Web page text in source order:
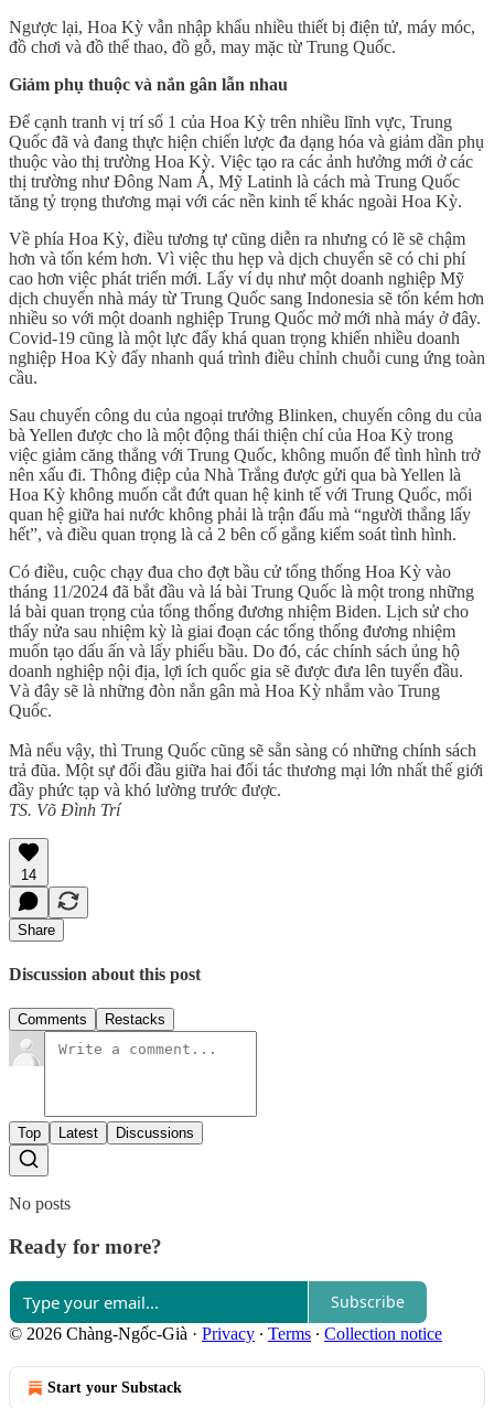
Ngược lại, Hoa Kỳ vẫn nhập khẩu nhiều thiết bị điện tử, máy móc,
đồ chơi và đồ thể thao, đồ gỗ, may mặc từ Trung Quốc.
Giảm phụ thuộc và nắn gân lẫn nhau
Để cạnh tranh vị trí số 1 của Hoa Kỳ trên nhiều lĩnh vực, Trung
Quốc đã và đang thực hiện chiến lược đa dạng hóa và giảm dần phụ
thuộc vào thị trường Hoa Kỳ. Việc tạo ra các ảnh hưởng mới ở các
thị trường như Đông Nam Á, Mỹ Latinh là cách mà Trung Quốc
tăng tỷ trọng thương mại với các nền kinh tế khác ngoài Hoa Kỳ.
Về phía Hoa Kỳ, điều tương tự cũng diễn ra nhưng có lẽ sẽ chậm
hơn và tốn kém hơn. Vì việc thu hẹp và dịch chuyển sẽ có chi phí
cao hơn việc phát triển mới. Lấy ví dụ như một doanh nghiệp Mỹ
dịch chuyển nhà máy từ Trung Quốc sang Indonesia sẽ tốn kém hơn
nhiều so với một doanh nghiệp Trung Quốc mở mới nhà máy ở đây.
Covid-19 cũng là một lực đẩy khá quan trọng khiến nhiều doanh
nghiệp Hoa Kỳ đẩy nhanh quá trình điều chỉnh chuỗi cung ứng toàn
cầu.
Sau chuyến công du của ngoại trưởng Blinken, chuyến công du của
bà Yellen được cho là một động thái thiện chí của Hoa Kỳ trong
việc giảm căng thẳng với Trung Quốc, không muốn để tình hình trở
nên xấu đi. Thông điệp của Nhà Trắng được gửi qua bà Yellen là
Hoa Kỳ không muốn cắt đứt quan hệ kinh tế với Trung Quốc, mối
quan hệ giữa hai nước không phải là trận đấu mà “người thắng lấy
hết”, và điều quan trọng là cả 2 bên cố gắng kiểm soát tình hình.
Có điều, cuộc chạy đua cho đợt bầu cử tổng thống Hoa Kỳ vào
tháng 11/2024 đã bắt đầu và lá bài Trung Quốc là một trong những
lá bài quan trọng của tổng thống đương nhiệm Biden. Lịch sử cho
thấy nửa sau nhiệm kỳ là giai đoạn các tổng thống đương nhiệm
muốn tạo dấu ấn và lấy phiếu bầu. Do đó, các chính sách ủng hộ
doanh nghiệp nội địa, lợi ích quốc gia sẽ được đưa lên tuyến đầu.
Và đây sẽ là những đòn nắn gân mà Hoa Kỳ nhắm vào Trung
Quốc.
Mà nếu vậy, thì Trung Quốc cũng sẽ sẵn sàng có những chính sách
trả đũa. Một sự đối đầu giữa hai đối tác thương mại lớn nhất thế giới
đầy phức tạp và khó lường trước được.
TS. Võ Đình Trí
14
Share
Discussion about this post
Comments Restacks
Top Latest Discussions
No posts
Ready for more?
Subscribe
© 2026 Chàng-Ngốc-Già · Privacy ∙ Terms ∙ Collection notice
Start your Substack